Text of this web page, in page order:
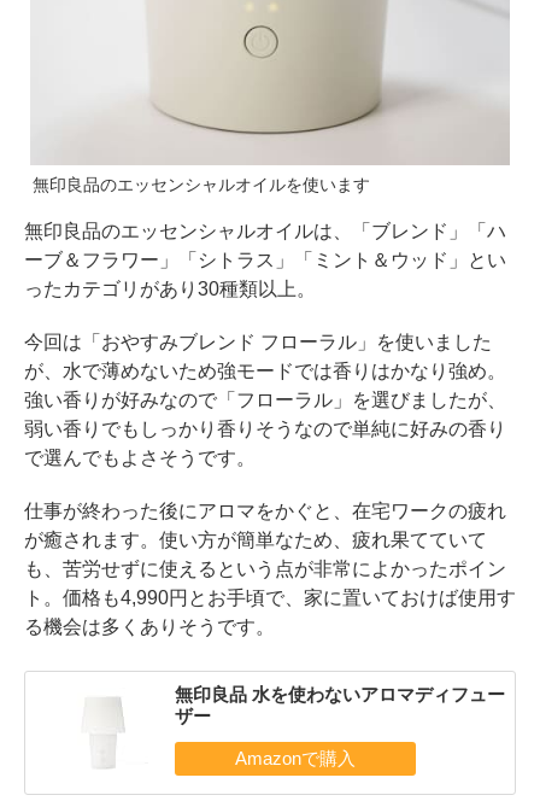
無印良品のエッセンシャルオイルを使います
無印良品のエッセンシャルオイルは、「ブレンド」「ハ
ーブ＆フラワー」「シトラス」「ミント＆ウッド」とい
ったカテゴリがあり30種類以上。
今回は「おやすみブレンド フローラル」を使いました
が、水で薄めないため強モードでは香りはかなり強め。
強い香りが好みなので「フローラル」を選びましたが、
弱い香りでもしっかり香りそうなので単純に好みの香り
で選んでもよさそうです。
仕事が終わった後にアロマをかぐと、在宅ワークの疲れ
が癒されます。使い方が簡単なため、疲れ果てていて
も、苦労せずに使えるという点が非常によかったポイン
ト。価格も4,990円とお手頃で、家に置いておけば使用す
る機会は多くありそうです。
無印良品 水を使わないアロマディフュー
ザー